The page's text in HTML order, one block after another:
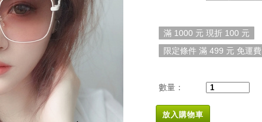
滿 1000 元 現折 100 元
限定條件 滿 499 元 免運費
數量：
放入購物車